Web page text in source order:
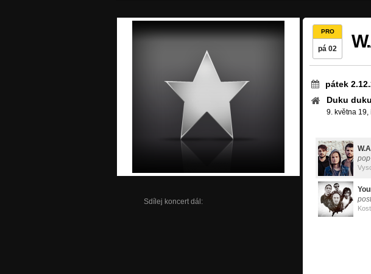
Sdílej koncert dál:
PRO
pá 02
pátek
Duku duku
9. května 19,